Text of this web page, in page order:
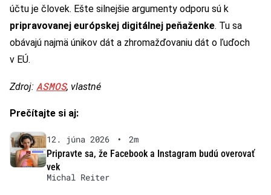
účtu je človek. Ešte silnejšie argumenty odporu sú k
pripravovanej európskej digitálnej peňaženke. Tu sa
obávajú najmä únikov dát a zhromažďovaniu dát o ľuďoch
v EÚ.
Zdroj: ASMOS, vlastné
Prečítajte si aj:
12. júna 2026 •
2m
Pripravte sa, že Facebook a Instagram budú overovať
vek
Michal Reiter